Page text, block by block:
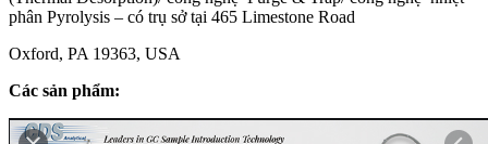
phân Pyrolysis – có trụ sở tại 465 Limestone Road
Oxford, PA 19363, USA
Các sản phẩm: